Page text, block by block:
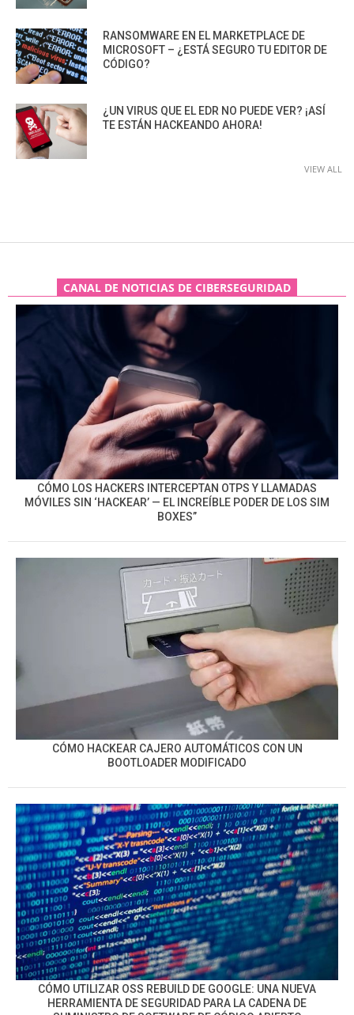
RANSOMWARE EN EL MARKETPLACE DE
MICROSOFT – ¿ESTÁ SEGURO TU EDITOR DE
CÓDIGO?
¿UN VIRUS QUE EL EDR NO PUEDE VER? ¡ASÍ
TE ESTÁN HACKEANDO AHORA!
VIEW ALL
CANAL DE NOTICIAS DE CIBERSEGURIDAD
CÓMO LOS HACKERS INTERCEPTAN OTPS Y LLAMADAS
MÓVILES SIN ‘HACKEAR’ — EL INCREÍBLE PODER DE LOS SIM
BOXES”
CÓMO HACKEAR CAJERO AUTOMÁTICOS CON UN
BOOTLOADER MODIFICADO
CÓMO UTILIZAR OSS REBUILD DE GOOGLE: UNA NUEVA
HERRAMIENTA DE SEGURIDAD PARA LA CADENA DE